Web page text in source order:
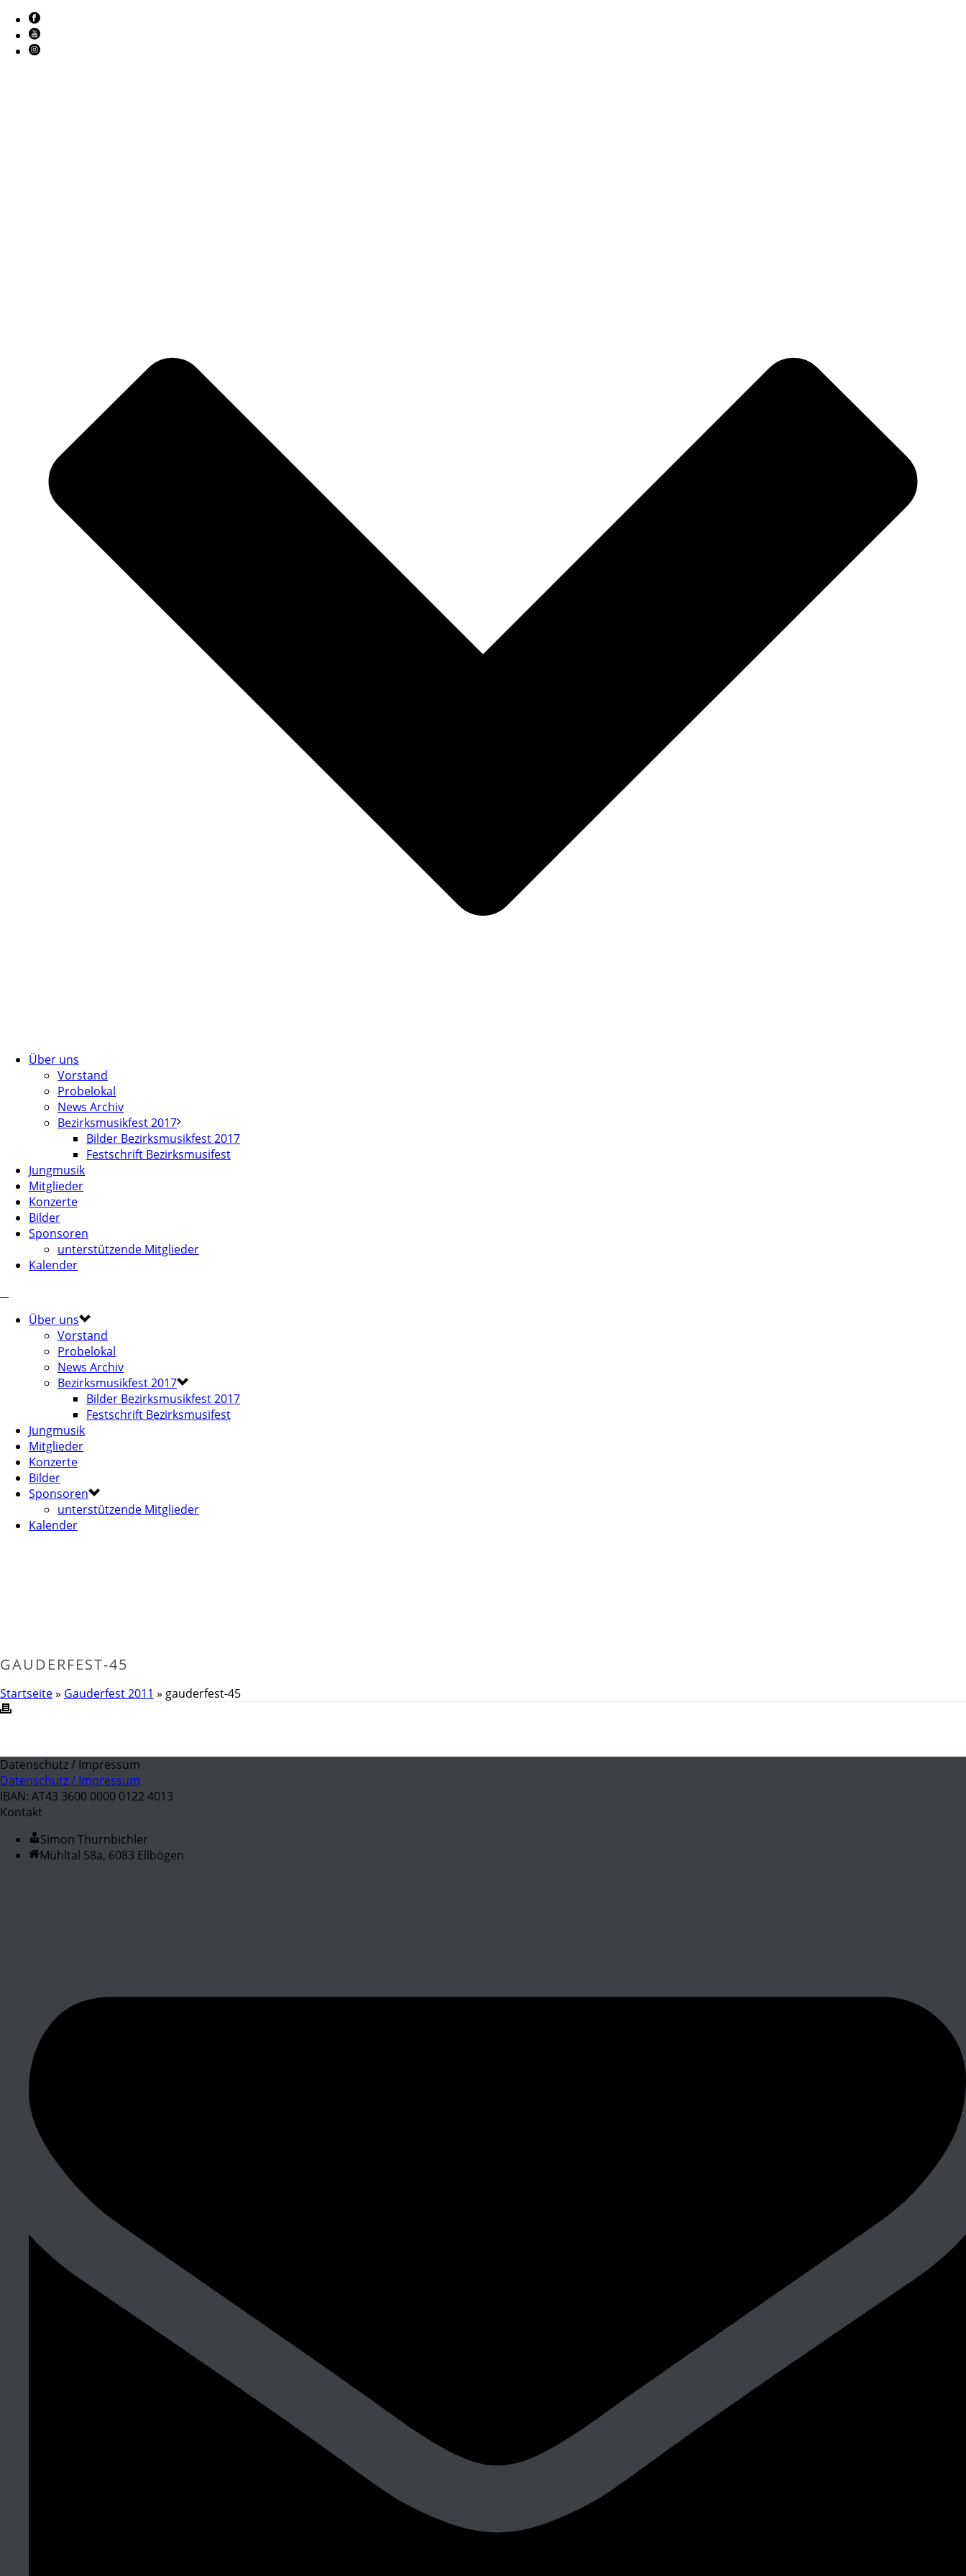
Über uns
Vorstand
Probelokal
News Archiv
Bezirksmusikfest 2017
Bilder Bezirksmusikfest 2017
Festschrift Bezirksmusifest
Jungmusik
Mitglieder
Konzerte
Bilder
Sponsoren
unterstützende Mitglieder
Kalender
Über uns
Vorstand
Probelokal
News Archiv
Bezirksmusikfest 2017
Bilder Bezirksmusikfest 2017
Festschrift Bezirksmusifest
Jungmusik
Mitglieder
Konzerte
Bilder
Sponsoren
unterstützende Mitglieder
Kalender
GAUDERFEST-45
Startseite» Gauderfest 2011 » gauderfest-45
Datenschutz / Impressum
Datenschutz / Impressum
IBAN: AT43 3600 0000 0122 4013
Kontakt
Simon Thurnbichler
Mühltal 58a, 6083 Ellbögen